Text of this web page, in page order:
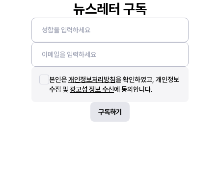
뉴스레터 구독
본인은개인정보처리방침을 확인하였고, 개인정보
수집 및 광고성 정보 수신에 동의합니다.
구독하기